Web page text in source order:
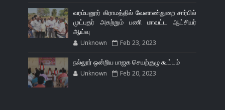
வரம்பனூர் கிராமத்தில் வேளாண்துறை சார்பில்
முட்புதர் அகற்றும் பணி மாவட்ட ஆட்சியர்
ஆய்வு
Unknown Feb 23, 2023
நல்லூர் ஒன்றிய பாஜக செயற்குழு கூட்டம்
Unknown Feb 20, 2023